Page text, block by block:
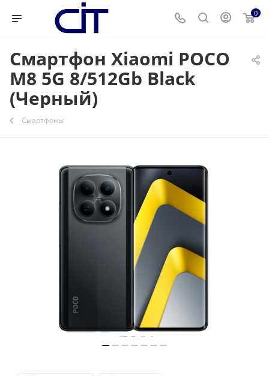
0
Смартфон Xiaomi POCO
M8 5G 8/512Gb Black
(Черный)
Смартфоны